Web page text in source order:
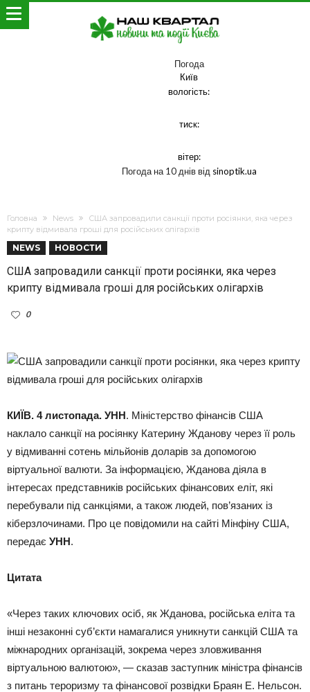
Погода
Київ
вологість:
тиск:
вітер:
Погода на 10 днів від sinoptik.ua
Головна News
США запровадили санкції проти росіянки, яка через
крипту відмивала гроші для російських олігархів
NEWS НОВОСТИ
США запровадили санкції проти росіянки, яка через
крипту відмивала гроші для російських олігархів
0
КИЇВ. 4 листопада. УНН. Міністерство фінансів США
наклало санкції на росіянку Катерину Жданову через її роль
у відмиванні сотень мільйонів доларів за допомогою
віртуальної валюти. За інформацією, Жданова діяла в
інтересах представників російських фінансових еліт, які
перебували під санкціями, а також людей, пов’язаних із
кіберзлочинами. Про це повідомили на сайті Мінфіну США,
передає УНН.
Цитата
«Через таких ключових осіб, як Жданова, російська еліта та
інші незаконні суб’єкти намагалися уникнути санкцій США та
міжнародних організацій, зокрема через зловживання
віртуальною валютою», — сказав заступник міністра фінансів
з питань тероризму та фінансової розвідки Браян Е. Нельсон.